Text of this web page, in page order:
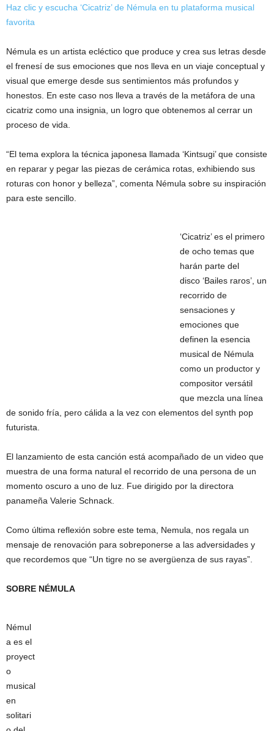
Haz clic y escucha ‘Cicatriz’ de Némula en tu plataforma musical
favorita
Némula es un artista ecléctico que produce y crea sus letras desde
el frenesí de sus emociones que nos lleva en un viaje conceptual y
visual que emerge desde sus sentimientos más profundos y
honestos. En este caso nos lleva a través de la metáfora de una
cicatriz como una insignia, un logro que obtenemos al cerrar un
proceso de vida.
“El tema explora la técnica japonesa llamada ‘Kintsugi’ que consiste
en reparar y pegar las piezas de cerámica rotas, exhibiendo sus
roturas con honor y belleza”, comenta Némula sobre su inspiración
para este sencillo.
‘Cicatriz’ es el primero
de ocho temas que
harán parte del
disco ‘Bailes raros’, un
recorrido de
sensaciones y
emociones que
definen la esencia
musical de Némula
como un productor y
compositor versátil
que mezcla una línea
de sonido fría, pero cálida a la vez con elementos del synth pop
futurista.
El lanzamiento de esta canción está acompañado de un video que
muestra de una forma natural el recorrido de una persona de un
momento oscuro a uno de luz. Fue dirigido por la directora
panameña Valerie Schnack.
Como última reflexión sobre este tema, Nemula, nos regala un
mensaje de renovación para sobreponerse a las adversidades y
que recordemos que “Un tigre no se avergüenza de sus rayas”.
SOBRE NÉMULA
Némul
a es el
proyect
o
musical
en
solitari